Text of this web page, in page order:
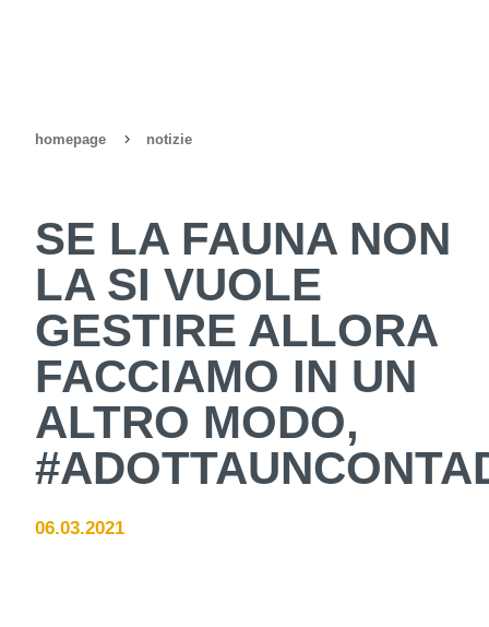
homepage notizie
SE LA FAUNA NON
LA SI VUOLE
GESTIRE ALLORA
FACCIAMO IN UN
ALTRO MODO,
06.03.2021